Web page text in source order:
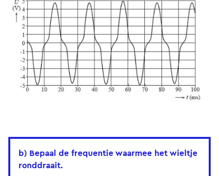
b) Bepaal de frequentie waarmee het wieltje
ronddraait.